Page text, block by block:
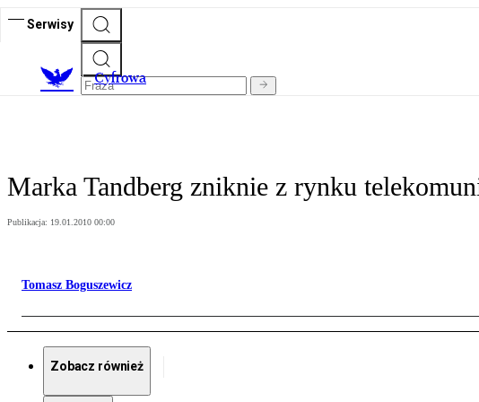
Serwisy
Cyfrowa
Marka Tandberg zniknie z rynku
Publikacja: 19.01.2010 00:00
Tomasz Boguszewicz
Zobacz również